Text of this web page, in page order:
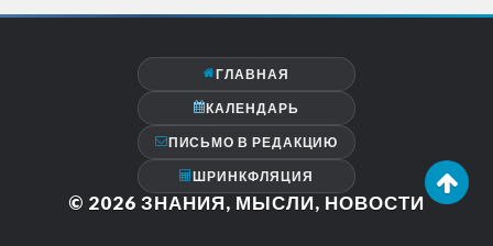
ГЛАВНАЯ
КАЛЕНДАРЬ
ПИСЬМО В РЕДАКЦИЮ
ШРИНКФЛЯЦИЯ
© 2026 ЗНАНИЯ, МЫСЛИ, НОВОСТИ